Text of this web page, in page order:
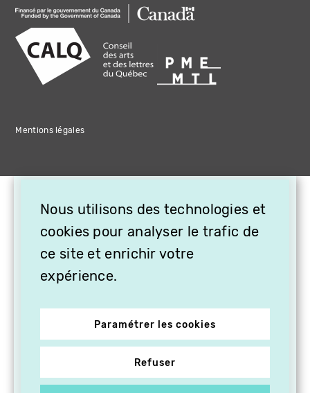
Mentions légales
Nous utilisons des technologies et
cookies pour analyser le trafic de
ce site et enrichir votre
expérience.
Paramétrer les cookies
Refuser
OFFREZ LA VIDÉO EN
CADEAU, ABONNEZ VOS
PROCHES À VITHÈQUE !